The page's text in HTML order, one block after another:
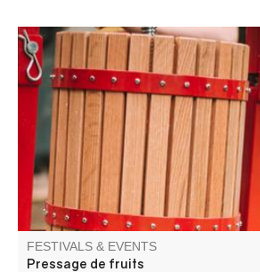
Une journée pour broyer, presser,
et partager sans modération !
FESTIVALS & EVENTS
Pressage de fruits